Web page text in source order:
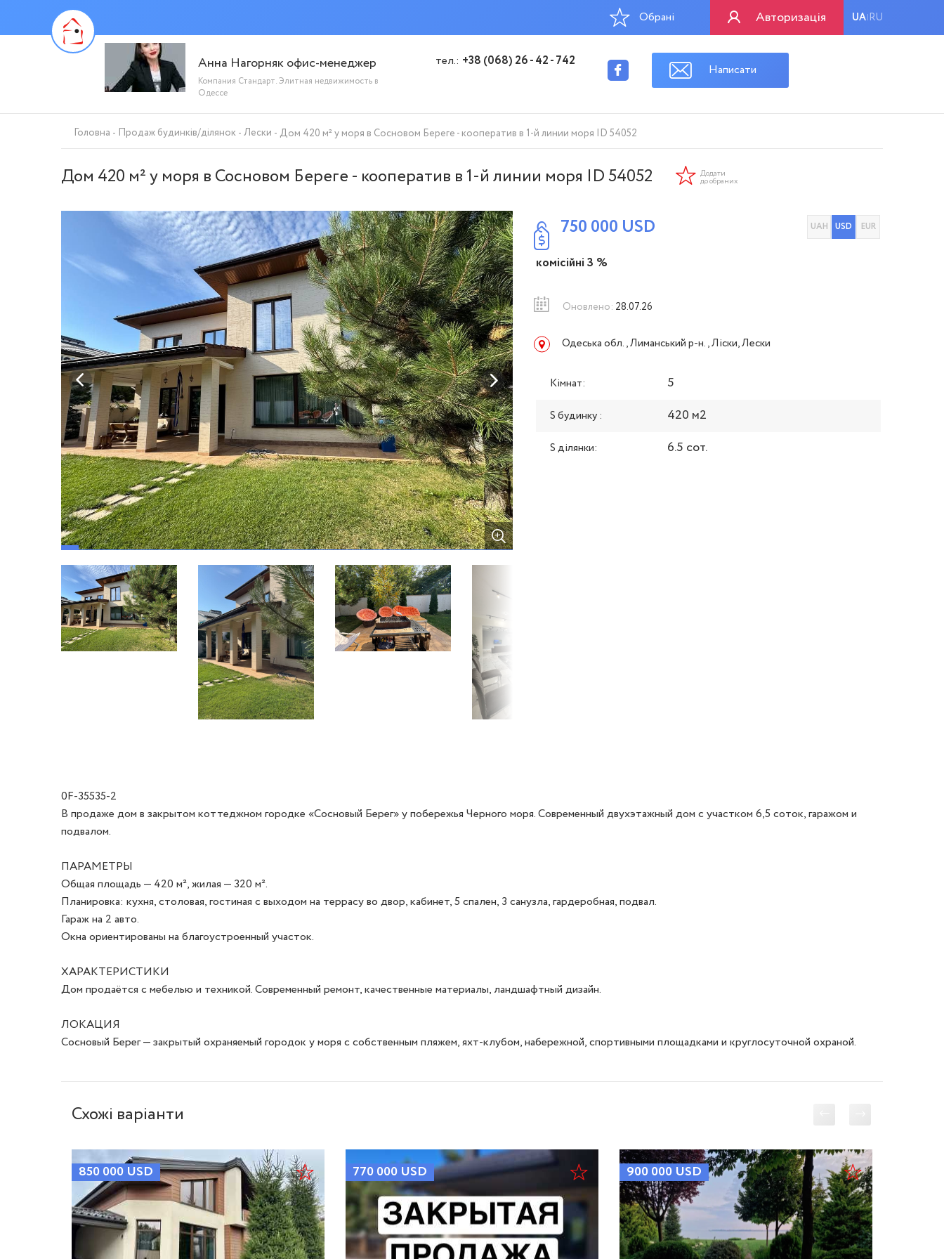
Авторизація UA|RU
Обрані
Анна Нагорняк офис-менеджер
Компания Стандарт. Элитная недвижимость в
Одессе
тел.: +38 (068) 26 - 42 - 742
Написати
Головна Продаж будинків/ділянок Лески Дом 420 м² у моря в Сосновом Береге - кооператив в 1-й линии моря ID 54052
Дом 420 м² у моря в Сосновом Береге - кооператив в 1-й линии моря ID 54052 Додати
до обраних
750 000 USD UAH USD EUR
комісійні 3 %
Оновлено: 28.07.26
Одеська обл., Лиманський р-н., Ліски, Лески
Кімнат: 5
S будинку : 420 м2
S ділянки: 6.5 сот.
0F-35535-2
В продаже дом в закрытом коттеджном городке «Сосновый Берег» у побережья Черного моря. Современный двухэтажный дом с участком 6,5 соток, гаражом и
подвалом.
ПАРАМЕТРЫ
Общая площадь — 420 м², жилая — 320 м².
Планировка: кухня, столовая, гостиная с выходом на террасу во двор, кабинет, 5 спален, 3 санузла, гардеробная, подвал.
Гараж на 2 авто.
Окна ориентированы на благоустроенный участок.
ХАРАКТЕРИСТИКИ
Дом продаётся с мебелью и техникой. Современный ремонт, качественные материалы, ландшафтный дизайн.
ЛОКАЦИЯ
Сосновый Берег — закрытый охраняемый городок у моря с собственным пляжем, яхт-клубом, набережной, спортивными площадками и круглосуточной охраной.
Схожі варіанти
850 000 USD 770 000 USD 900 000 USD